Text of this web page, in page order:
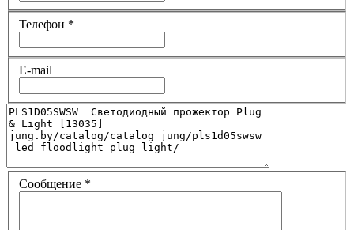
Телефон *
E-mail
Сообщение *